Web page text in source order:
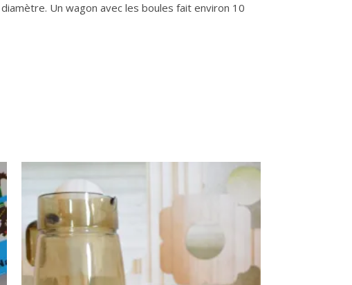
Un wagon avec les boules fait environ 10